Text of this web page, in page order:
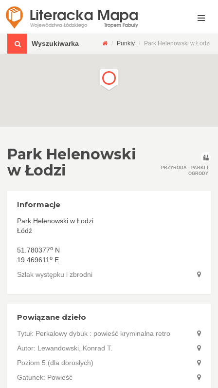
Wyszukiwarka Punkty Park Helenowski w Łodzi
Park Helenowski
w Łodzi
PRZYRODA - PARKI I
OGRODY
Informacje
Park Helenowski w Łodzi
Łódź
51.780377o N
19.469611 o E
Szlak występku i zbrodni
Powiązane dzieło
Tytuł: Perkalowy dybuk : powieść kryminalna retro
Autor: Lewandowski, Konrad T.
Poziom 5 (dla dorosłych)
Gatunek: Powieść